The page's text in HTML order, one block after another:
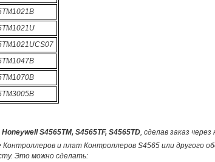
S4565TM, S4565TF, S4565TD, сделав заказ
и плат Контроллеров S4565 или другого
Это можно сделать: